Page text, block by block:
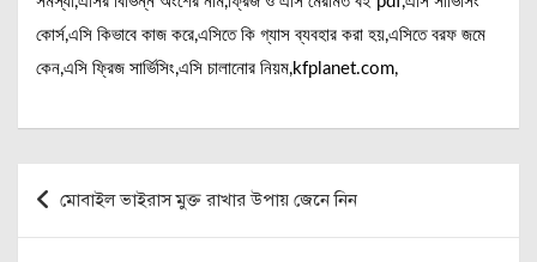
কোর্স,এসি কিভাবে কাজ করে,এসিতে কি গ্যাস ব্যবহার করা হয়,এসিতে বরফ জমে
কেন,এসি ফ্রিজ সার্ভিসিং,এসি চালানোর নিয়ম,kfplanet.com,
Post
navigation
মোবাইল ভাইরাস মুক্ত রাখার উপায় জেনে নিন